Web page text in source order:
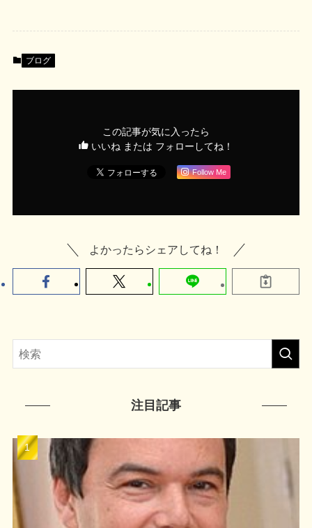
ブログ
この記事が気に入ったら
いいね または フォローしてね！
Follow Me
よかったらシェアしてね！
注目記事